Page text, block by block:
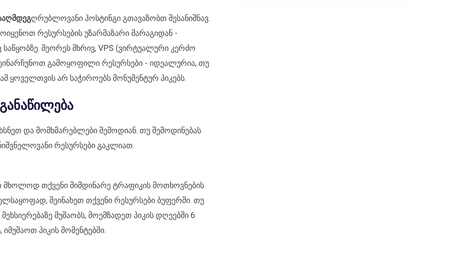
ღრუბლოვანი ჰოსტინგი გთავაზობთ შესანიშნავ
რესურსების უზარმაზარი მარაგიდან -
მეორეს მხრივ, VPS (ვირტუალური კერძო
გამოყოფილი რესურსები - იდეალურია, თუ
ყოველთვის არ საჭიროებს მონუმენტურ პიკებს.
და მომხმარებლები შემოდიან. თუ შემოდინებას
რესურსები გაკლიათ.
მხოლოდ თქვენი მიმდინარე ტრაფიკის მოთხოვნების
შეინახეთ თქვენი რესურსები ბუფერში. თუ
მუშაობს, მოემზადეთ პიკის დღეებში 6
პიკის მომენტებში.